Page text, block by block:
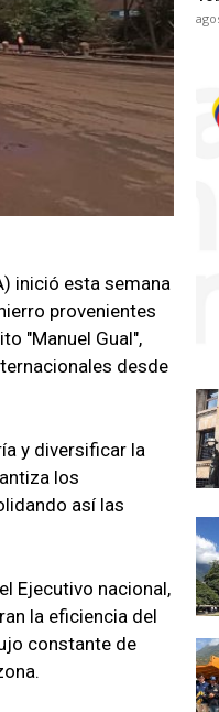
inició esta semana
provenientes
"Manuel Gual",
desde
y diversificar la
los
así las
Ejecutivo nacional,
la eficiencia del
constante de